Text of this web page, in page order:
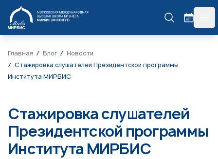
МИРБИС
Главная Блог
Новости
Стажировка слушателей Президентской программы
Института МИРБИС
Стажировка слушателей
Президентской программы
Института МИРБИС